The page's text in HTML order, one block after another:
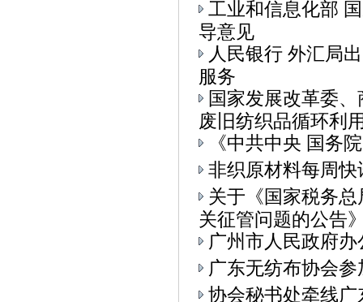
工业和信息化部
导意见
人民银行 外汇局
服务
国家发展改革委
废旧纺织品循环利
《中共中央 国务
非织原材料每周快
关于《国家税务
关征管问题的公告
广州市人民政府
广东无纺布协会参
协会秘书处牵线